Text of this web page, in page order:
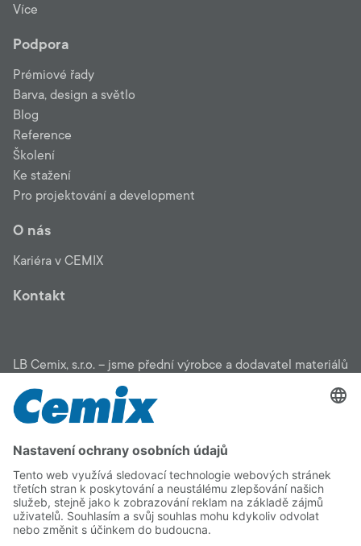
Více
Podpora
Prémiové řady
Barva, design a světlo
Blog
Reference
Školení
Ke stažení
Pro projektování a development
O nás
Kariéra v CEMIX
Kontakt
LB Cemix, s.r.o. – jsme přední výrobce a dodavatel materiálů
pro stavbu: zateplení, fasády, malty, stěrky, omítky, potěry,
penetrace, lepidla, podlahové stěrky, sanační systémy,
zahradní program. Pomůžeme vám vybrat vhodný materiál
firmu. Na kvalitu CEMIX se můžete spolehnout.
Copyright © 2026 LB Cemix, s.r.o.
Impressum
Informace o zpracování
osobních údajů (GDPR)
Cookie
Vnitřní